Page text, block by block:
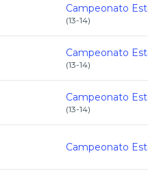
(13-14)
(13-14)
(13-14)